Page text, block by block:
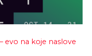
evo na koje naslove